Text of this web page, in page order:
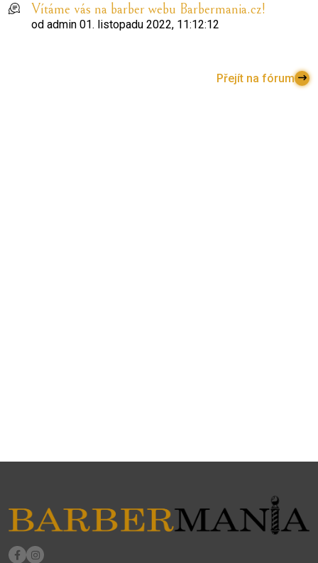
Vítáme vás na barber webu Barbermania.cz!
od admin 01. listopadu 2022, 11:12:12
Přejít na fórum